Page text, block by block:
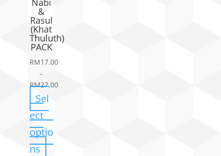
Nabi
&
Rasul
(Khat
Thuluth)
PACK
RM17.00
–
RM27.00
Price
range:
RM17.00
through
RM27.00
Sel
ect
optio
ns